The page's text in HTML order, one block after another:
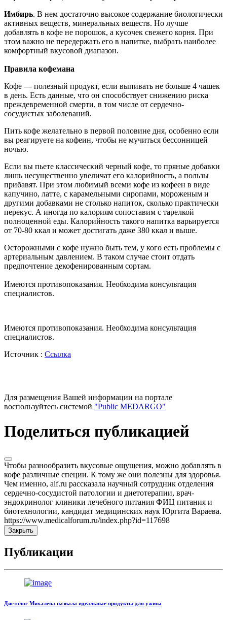
Имбирь. В нем достаточно высокое содержание биологически
активных веществ, минеральных веществ. Но лучше
добавлять в кофе не порошок, а кусочек свежего корня. При
этом важно не передержать его в напитке, выбрать наиболее
комфортный вкусовой диапазон.
Правила кофемана
Кофе — полезный продукт, если выпивать не больше 4 чашек
в день. Есть данные, что он способствует снижению риска
преждевременной смерти, в том числе от сердечно-
сосудистых заболеваний.
Пить кофе желательно в первой половине дня, особенно если
вы реагируете на кофеин, чтобы не мучиться бессонницей
ночью.
Если вы пьете классический черный кофе, то пряные добавки
лишь несущественно увеличат его калорийность, а пользы
прибавят. При этом любимый всеми кофе из кофеен в виде
капучино, латте, с карамельными сиропами, мороженым и
другими добавками не столько напиток, сколько практически
перекус. А иногда по калориям сопоставим с тарелкой
полноценной еды. Калорийность такого напитка варьируется
от 70-80 ккал и может достигать даже 380 ккал и выше.
Осторожными с кофе нужно быть тем, у кого есть проблемы с
артериальным давлением. В таком случае стоит отдать
предпочтение декофенированным сортам.
Имеются противопоказания. Необходима консультация
специалистов.
Имеются противопоказания. Необходима консультация
специалистов.
Источник : Ссылка
Для размещения Вашей информации на портале
воспользуйтесь системой "Public MEDARGO"
Поделиться публикацией
Чтобы разнообразить вкусовые ощущения, можно добавлять в
кофе различные специи. К тому же они полезны для здоровья.
Чем именно, aif.ru рассказала научный сотрудник отделения
сердечно-сосудистой патологии и диетотерапии, врач-
эндокринолог клиники лечебного питания ФИЦ питания и
биотехнологии, кандидат медицинских наук Юргита Вараева.
https://www.medicalforum.ru/index.php?id=117698
Закрыть
Публикации
Диетолог Михалева назвала идеальные продукты для ужина